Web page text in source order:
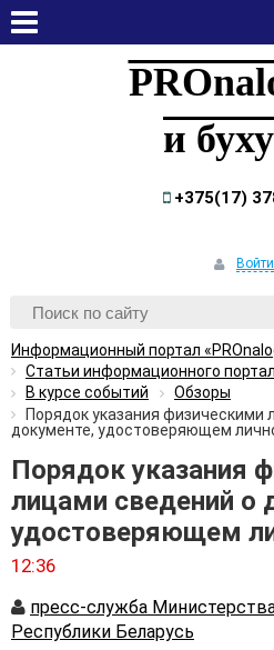
и
+375(17)
Войти
Информационный портал
Статьи информационного
В курсе событий
Обзоры
Порядок указания физическими
документе, удостоверяющем
Порядок указания
лицами сведений о
удостоверяющем
12:36
Автор
пресс-служба
Республики Беларусь